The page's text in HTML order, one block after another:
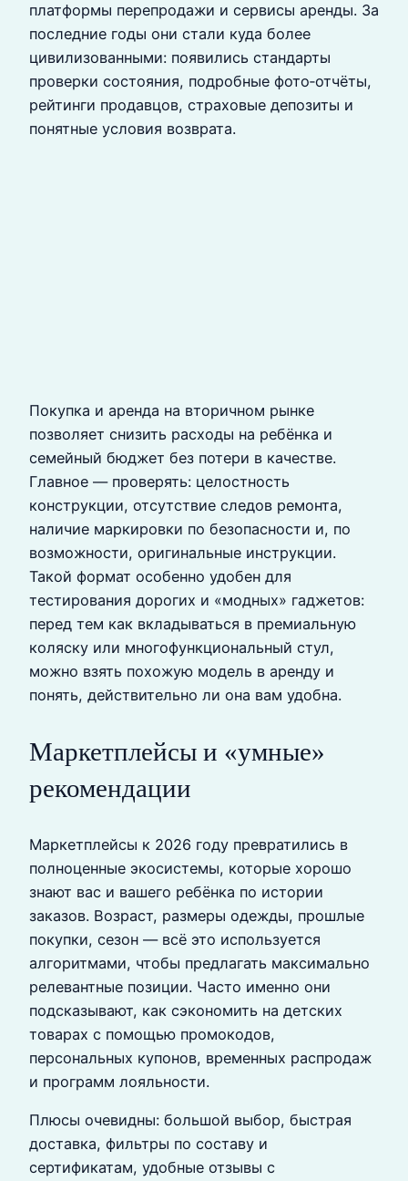
платформы перепродажи и сервисы аренды. За
последние годы они стали куда более
цивилизованными: появились стандарты
проверки состояния, подробные фото‑отчёты,
рейтинги продавцов, страховые депозиты и
понятные условия возврата.
Покупка и аренда на вторичном рынке
позволяет снизить расходы на ребёнка и
семейный бюджет без потери в качестве.
Главное — проверять: целостность
конструкции, отсутствие следов ремонта,
наличие маркировки по безопасности и, по
возможности, оригинальные инструкции.
Такой формат особенно удобен для
тестирования дорогих и «модных» гаджетов:
перед тем как вкладываться в премиальную
коляску или многофункциональный стул,
можно взять похожую модель в аренду и
понять, действительно ли она вам удобна.
Маркетплейсы и «умные»
рекомендации
Маркетплейсы к 2026 году превратились в
полноценные экосистемы, которые хорошо
знают вас и вашего ребёнка по истории
заказов. Возраст, размеры одежды, прошлые
покупки, сезон — всё это используется
алгоритмами, чтобы предлагать максимально
релевантные позиции. Часто именно они
подсказывают, как сэкономить на детских
товарах с помощью промокодов,
персональных купонов, временных распродаж
и программ лояльности.
Плюсы очевидны: большой выбор, быстрая
доставка, фильтры по составу и
сертификатам, удобные отзывы с